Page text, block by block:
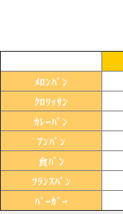
ﾒﾛﾝﾊﾟﾝ
ｸﾛﾜｯｻﾝ
ｶﾚｰﾊﾟﾝ
ｱﾝﾊﾟﾝ
食ﾊﾟﾝ
ﾌﾗﾝｽﾊﾟﾝ
ﾊﾞｰｶﾞｰ